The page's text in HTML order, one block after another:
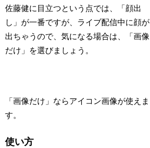
佐藤健に目立つという点では、
「顔出
し」が一番ですが、ライブ配信中に顔が
出ちゃうので、気になる場合は、「画像
だけ」を選びましょう。
「画像だけ」ならアイコン画像が使えま
す。
使い方